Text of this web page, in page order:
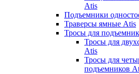
Atis
Подъемники
Траверсы ямные Atis
Тросы для
Тросы для
Atis
Тросы для
подъемников